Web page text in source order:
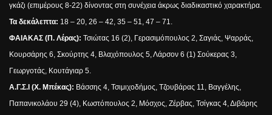
γκάζι (επιμέρους 8-22) δίνοντας στη συνέχεια άκρως διαδικαστικό χαρακτήρα.
Τα δεκάλεπτα: 18 – 20, 26 – 42, 35 – 51, 47 – 71.
ΦΑΙΑΚΑΣ (Π. Λέρας): Τσιώτας 16 (2), Γερασιμόπουλος 2, Σαγιάς, Ψαρράς,
Κουρσάρης 6, Σκούρτης 4, Βλαχόπουλος 5, Λάρσον 6 (1) Σούκερας 3,
Γεωργοτάς, Κουτάγιαρ 5.
Α.Γ.Σ.Ι (Χ. Μπέκας): Βάσσης 4, Τσιμιχοδήμος, Τζουβάρας 11, Βαγγέλης,
Παπανικολάου 29 (4), Κωστόπουλος 2, Μόσχος, Ζέρβας, Τσίγκας 4, Διβάρης